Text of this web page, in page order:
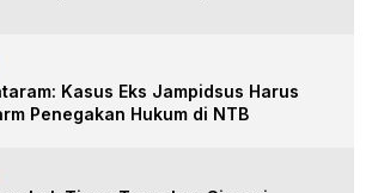
Kasus Eks Jampidsus Harus
Penegakan Hukum di NTB